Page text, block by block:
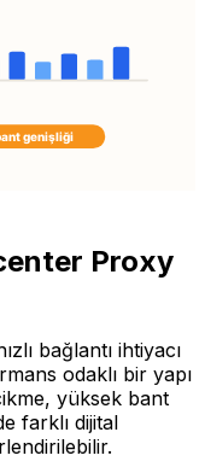
Proxy
bağlantı ihtiyacı
odaklı bir yapı
yüksek bant
farklı dijital